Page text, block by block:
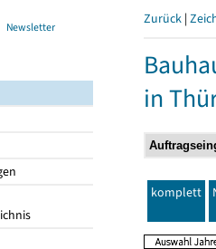
Newsletter Zurück |
in
komplett